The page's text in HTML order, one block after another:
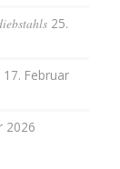
25.
17. Februar
2026